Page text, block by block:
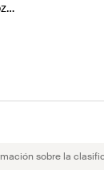
sobre la